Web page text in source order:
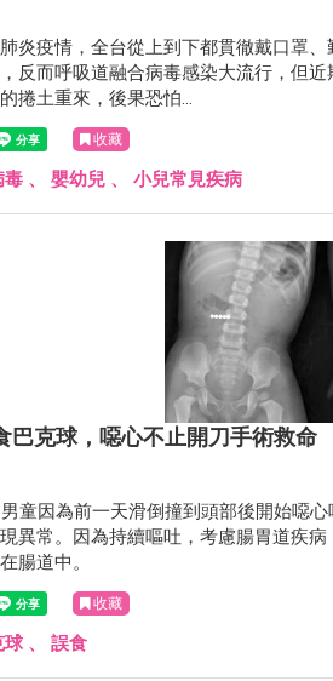
炎疫情，全台從上到下都貫徹戴口罩
反而呼吸道融合病毒感染大流行，但
捲土重來，後果恐怕...
收藏
毒 、 嬰幼兒 、 小兒常見疾病
巴克球，噁心不止開刀手術救命
童因為前一天滑倒撞到頭部後開始噁
異常。因為持續嘔吐，考慮腸胃道疾
腸道中。
收藏
球 、 誤食